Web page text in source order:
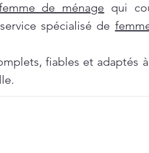
de ménage qui
spécialisé de
fiables et adaptés